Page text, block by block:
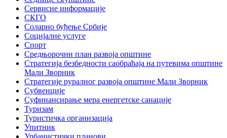
Сервисне информације
СКГО
Соларно буђење Србије
Социјалне услуге
Спорт
Средњорочни план развоја општине
Стратегија безбедности саобраћаја на путевима општине
Мали Зворник
Стратегије руралног развоја општине Мали Зворник
Субвенције
Суфинансирање мера енергетске санације
Туризам
Туристичка организација
Упитник
Урбанистички планови